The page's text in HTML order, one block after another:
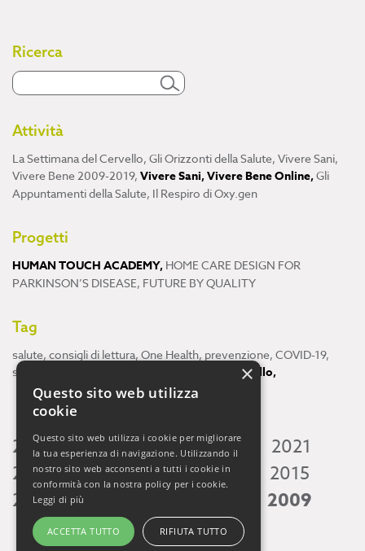
Ricerca
Attività
La Settimana del Cervello, Gli Orizzonti della Salute, Vivere Sani,
Vivere Bene 2009-2019, Vivere Sani, Vivere Bene Online,Gli
Appuntamenti della Salute, Il Respiro di Oxy.gen
Progetti
HUMAN TOUCH ACADEMY, HOME CARE DESIGN FOR
PARKINSON’S DISEASE, FUTURE BY QUALITY
Tag
salute, consigli di lettura, One Health, prevenzione, COVID-19,
scienza
cervello,
2026 2025 2024 2023 2022
2021
2020 2019 2018 2017 2016
2015
2014 2013 2009
×
Questo sito web utilizza
cookie
Questo sito web utilizza i cookie per migliorare
la tua esperienza di navigazione. Utilizzando il
nostro sito web acconsenti a tutti i cookie in
conformità con la nostra policy per i cookie.
Leggi di più
ACCETTA TUTTO RIFIUTA TUTTO